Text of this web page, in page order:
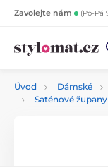
Zavolejte nám (Po-Pá
Úvod Dámské
Saténové župany